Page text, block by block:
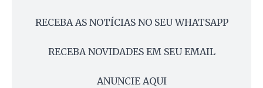
RECEBA AS NOTÍCIAS NO SEU WHATSAPP
RECEBA NOVIDADES EM SEU EMAIL
ANUNCIE AQUI